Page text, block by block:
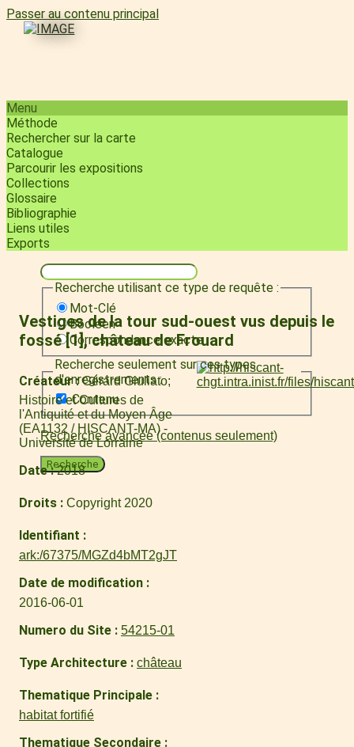
Passer au contenu principal
Menu
Méthode
Rechercher sur la carte
Catalogue
Parcourir les expositions
Collections
Glossaire
Bibliographie
Liens utiles
Exports
Recherche utilisant ce type de requête :
Mot-Clé
Booléen
Correspondance exacte
Recherche seulement sur ces types
d'enregistrements :
Contenu
Recherche avancée (contenus seulement)
Recherche
Vestiges de la tour sud-ouest vus depuis le
fossé [1], château de Frouard
Créateur
Gérard Giuliato
Histoire et Cultures de
l'Antiquité et du Moyen Âge
(EA1132 / HISCANT-MA) -
Université de Lorraine
Date 2018
Droits Copyright 2020
Identifiant
ark:/67375/MGZd4bMT2gJT
Date de modification
2016-06-01
Numero du Site 54215-01
Type Architecture château
Thematique Principale
habitat fortifié
Thematique Secondaire